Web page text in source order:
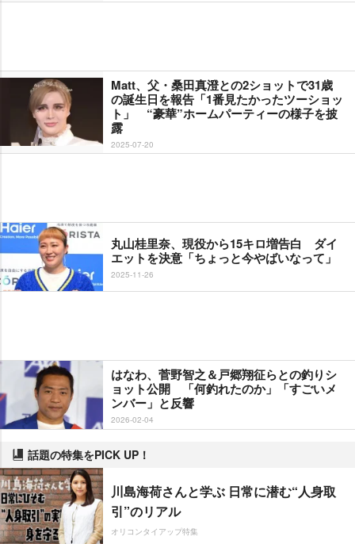
Matt、父・桑田真澄との2ショットで31歳
の誕生日を報告「1番見たかったツーショッ
ト」 “豪華”ホームパーティーの様子を披
露
2025-07-20
丸山桂里奈、現役から15キロ増告白 ダイ
エットを決意「ちょっと今やばいなって」
2025-11-26
はなわ、菅野智之＆戸郷翔征らとの釣りシ
ョット公開 「何釣れたのか」「すごいメ
ンバー」と反響
2026-02-04
話題の特集をPICK UP！
川島海荷さんと学ぶ 日常に潜む“人身取
引”のリアル
オリコンタイアップ特集